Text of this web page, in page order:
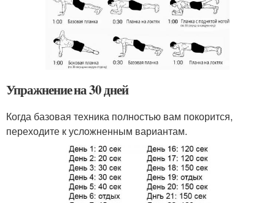
Упражнение на 30 дней
Когда базовая техника полностью вам покорится,
переходите к усложненным вариантам.